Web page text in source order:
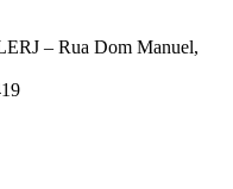
– Rua Dom Manuel,